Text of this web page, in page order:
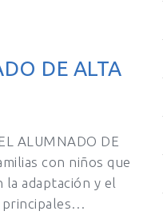
DE ALTA
ALUMNADO DE
con niños que
la adaptación y el
principales…